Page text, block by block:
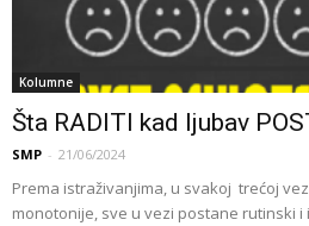
Kolumne
Šta RADITI kad ljubav
SMP - 21/06/2024
Prema istraživanjima, u svakoj trećoj
monotonije, sve u vezi postane rutinski